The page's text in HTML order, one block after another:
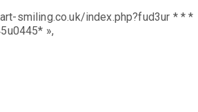
smiling.co.uk/index.php?fud3ur * * *
»,